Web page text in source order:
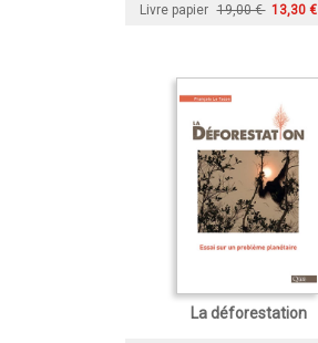
Livre papier 19,00 € 13,30 €
La déforestation